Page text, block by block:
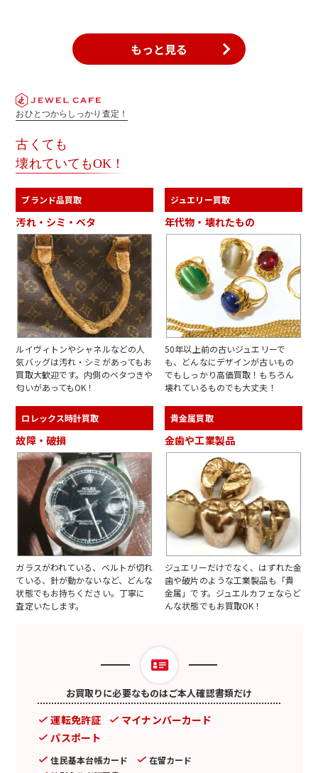
ご確認ください! ジュエルカフェ呉店は皆さまのご来店、ご相談をお待ち
しております♪
もっと見る
おひとつからしっかり査定！
古くても
壊れていてもOK！
ブランド品買取
汚れ・シミ・ベタ
ルイヴィトンやシャネルなどの人
気バッグは汚れ・シミがあってもお
買取大歓迎です。内側のベタつきや
匂いがあってもOK！
ジュエリー買取
年代物・壊れたもの
50年以上前の古いジュエリーで
も、どんなにデザインが古いもの
でもしっかり高価買取！もちろん
壊れているものでも大丈夫！
ロレックス時計買取
故障・破損
ガラスがわれている、ベルトが切れ
ている、針が動かないなど、どんな
状態でもお持ちください。丁寧に
査定いたします。
貴金属買取
金歯や工業製品
ジュエリーだけでなく、はずれた金
歯や破片のような工業製品も「貴
金属」です。ジュエルカフェならど
んな状態でもお買取OK！
お買取りに必要なものはご本人確認書類だけ
運転免許証
マイナンバーカード
パスポート
住民基本台帳カード
在留カード